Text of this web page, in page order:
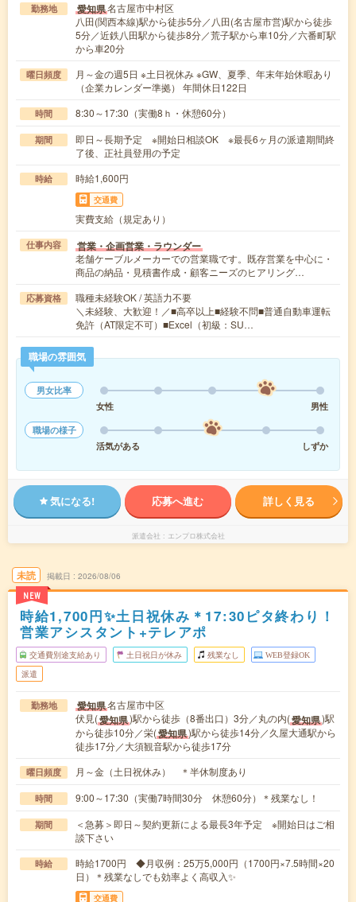
勤務地 愛知県名古屋市中村区
八田(関西本線)駅から徒歩5分／八田(名古屋市営)駅から徒歩
5分／近鉄八田駅から徒歩8分／荒子駅から車10分／六番町駅
から車20分
曜日頻度
月～金の週5日 ※土日祝休み ※GW、夏季、年末年始休暇あり
（企業カレンダー準拠） 年間休日122日
時間 8:30～17:30（実働8ｈ・休憩60分）
期間
即日～長期予定 ※開始日相談OK ※最長6ヶ月の派遣期間終
了後、正社員登用の予定
時給 時給1,600円
交通費
実費支給（規定あり）
仕事内容 営業・企画営業・ラウンダー
老舗ケーブルメーカーでの営業職です。既存営業を中心に・
商品の納品・見積書作成・顧客ニーズのヒアリング…
応募資格
職種未経験OK / 英語力不要
＼未経験、大歓迎！／■高卒以上■経験不問■普通自動車運転
免許（AT限定不可）■Excel（初級：SU…
職場の雰囲気
男女比率
女性
男性
職場の様子
活気がある
しずか
気になる! 応募へ進む 詳しく見る
派遣会社 エンプロ株式会社
未読
NEW
掲載日 2026/08/06
時給1,700円✨土日祝休み＊17:30ピタ終わり！
営業アシスタント+テレアポ
交通費別途支給あり 土日祝日が休み 残業なし WEB登録OK
派遣
勤務地 愛知県名古屋市中区
伏見(愛知県)駅から徒歩（8番出口）3分／丸の内(愛知県)駅
から徒歩10分／栄(愛知県)駅から徒歩14分／久屋大通駅から
徒歩17分／大須観音駅から徒歩17分
曜日頻度 月～金（土日祝休み） ＊半休制度あり
時間 9:00～17:30（実働7時間30分 休憩60分）＊残業なし！
期間
＜急募＞即日～契約更新による最長3年予定 ※開始日はご相
談下さい
時給
時給1700円 ◆月収例：25万5,000円（1700円×7.5時間×20
日）＊残業なしでも効率よく高収入✨
交通費